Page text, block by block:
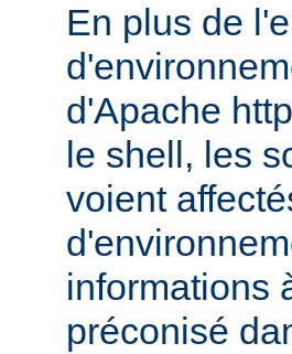
En plus de
d'Apache
le shell, les
voient
informations
préconisé